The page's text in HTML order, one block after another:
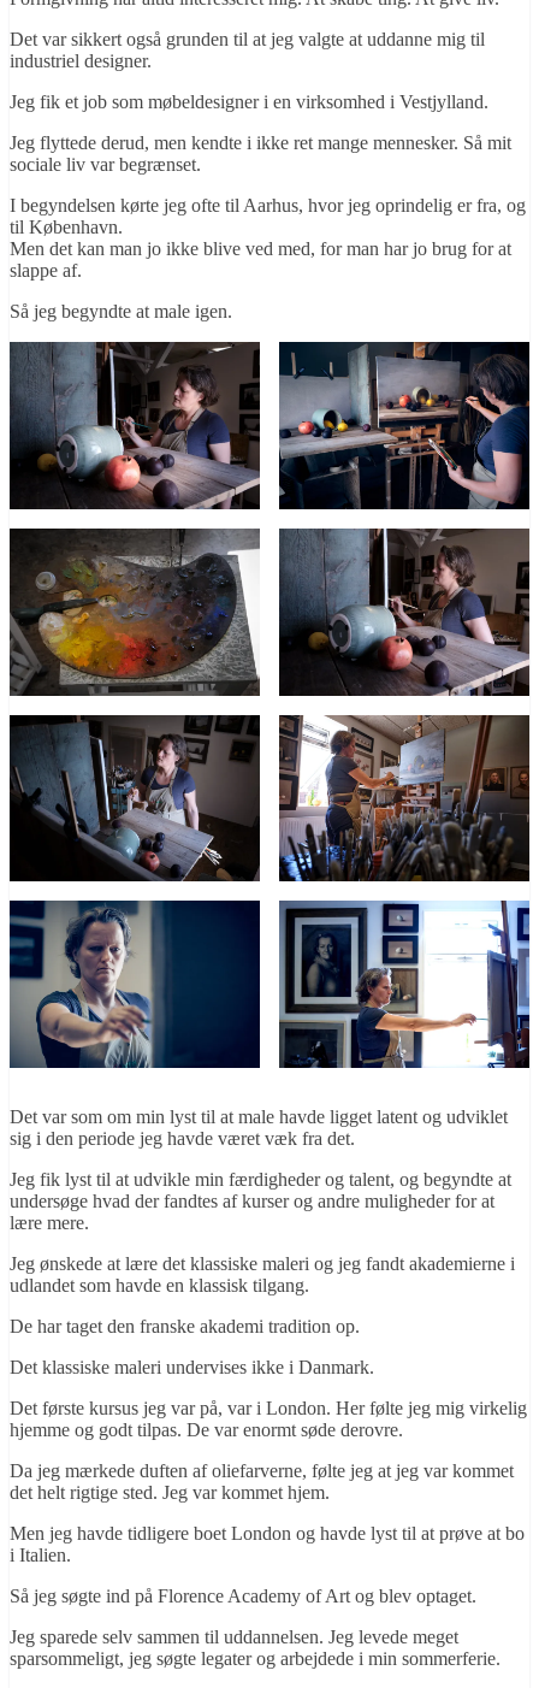
Det var sikkert også grunden til at jeg valgte at uddanne mig til
industriel designer.
Jeg fik et job som møbeldesigner i en virksomhed i Vestjylland.
Jeg flyttede derud, men kendte i ikke ret mange mennesker. Så mit
sociale liv var begrænset.
I begyndelsen kørte jeg ofte til Aarhus, hvor jeg oprindelig er fra, og
til København.
Men det kan man jo ikke blive ved med, for man har jo brug for at
slappe af.
Så jeg begyndte at male igen.
Det var som om min lyst til at male havde ligget latent og udviklet
sig i den periode jeg havde været væk fra det.
Jeg fik lyst til at udvikle min færdigheder og talent, og begyndte at
undersøge hvad der fandtes af kurser og andre muligheder for at
lære mere.
Jeg ønskede at lære det klassiske maleri og jeg fandt akademierne i
udlandet som havde en klassisk tilgang.
De har taget den franske akademi tradition op.
Det klassiske maleri undervises ikke i Danmark.
Det første kursus jeg var på, var i London. Her følte jeg mig virkelig
hjemme og godt tilpas. De var enormt søde derovre.
Da jeg mærkede duften af oliefarverne, følte jeg at jeg var kommet
det helt rigtige sted. Jeg var kommet hjem.
Men jeg havde tidligere boet London og havde lyst til at prøve at bo
i Italien.
Så jeg søgte ind på Florence Academy of Art og blev optaget.
Jeg sparede selv sammen til uddannelsen. Jeg levede meget
sparsommeligt, jeg søgte legater og arbejdede i min sommerferie.